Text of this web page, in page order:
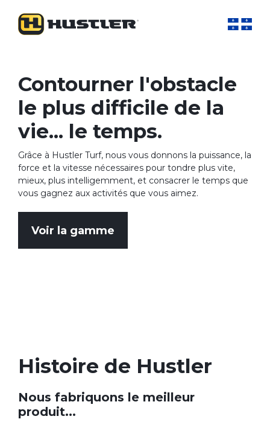
Contourner l'obstacle
le plus difficile de la
vie... le temps.
Grâce à Hustler Turf, nous vous donnons la puissance, la
force et la vitesse nécessaires pour tondre plus vite,
mieux, plus intelligemment, et consacrer le temps que
vous gagnez aux activités que vous aimez.
Voir la gamme
Histoire de Hustler
Nous fabriquons le meilleur
produit...